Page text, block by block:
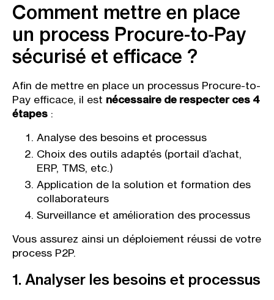
Comment mettre en place
un process Procure-to-Pay
sécurisé et efficace ?
Afin de mettre en place un processus Procure-to-
Pay efficace, il est nécessaire de respecter ces 4
étapes :
Analyse des besoins et processus
Choix des outils adaptés (portail d’achat,
ERP, TMS, etc.)
Application de la solution et formation des
collaborateurs
Surveillance et amélioration des processus
Vous assurez ainsi un déploiement réussi de votre
process P2P.
1. Analyser les besoins et processus